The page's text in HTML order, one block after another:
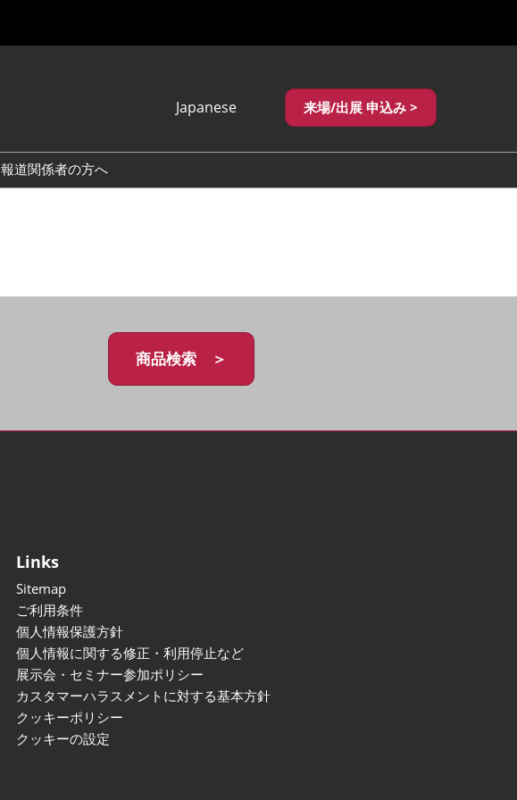
Japanese
繁體中文
来場/出展 申込み >
報道関係者の方へ
商品検索 ＞
Links
Sitemap
ご利用条件
個人情報保護方針
個人情報に関する修正・利用停止など
展示会・セミナー参加ポリシー
カスタマーハラスメントに対する基本方針
クッキーポリシー
クッキーの設定